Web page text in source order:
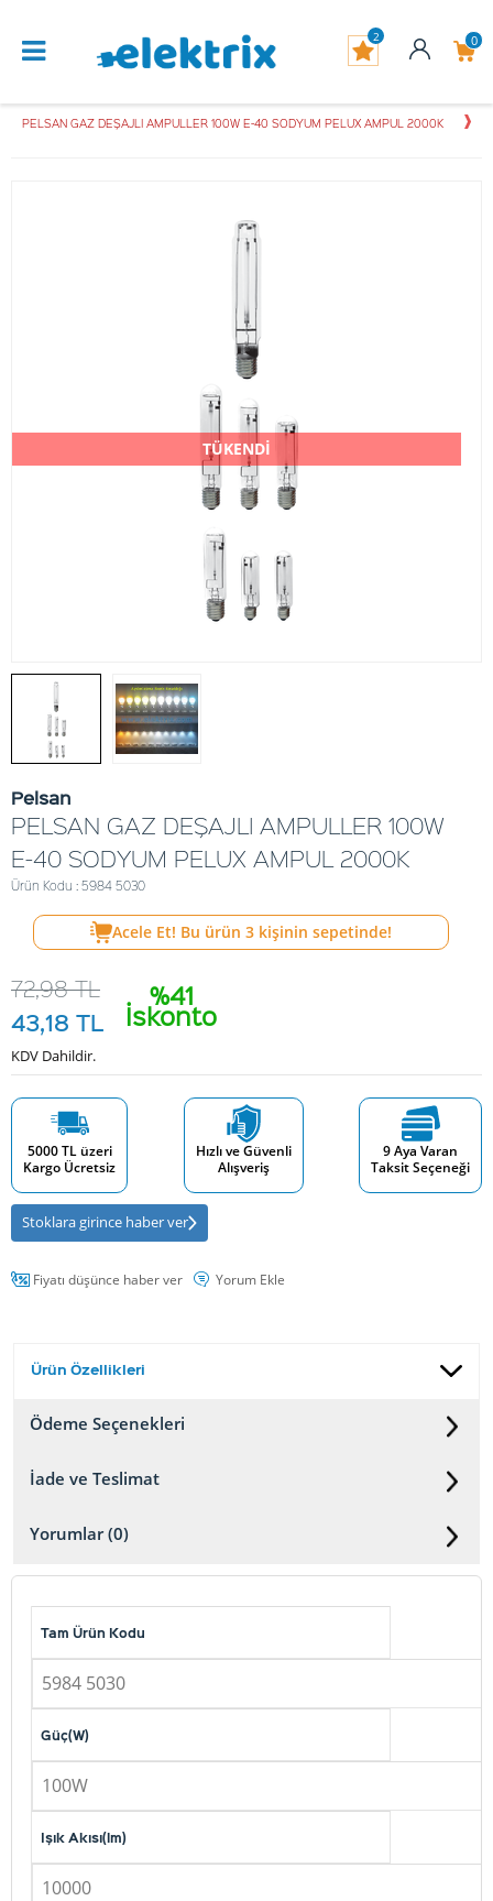
0
2
PELSAN GAZ DEŞAJLI AMPULLER 100W E-40 SODYUM PELUX AMPUL 2000K
TÜKENDİ
Pelsan
PELSAN GAZ DEŞAJLI AMPULLER 100W
E-40 SODYUM PELUX AMPUL 2000K
Ürün Kodu : 5984 5030
Acele Et! Bu ürün 3 kişinin sepetinde!
%41
İskonto
72,98TL
43,18 TL
KDV Dahildir.
5000 TL üzeri
Kargo Ücretsiz
Hızlı ve Güvenli
Alışveriş
9 Aya Varan
Taksit Seçeneği
Stoklara girince haber ver
Fiyatı düşünce haber ver Yorum Ekle
Ürün Özellikleri
Ödeme Seçenekleri
İade ve Teslimat
Yorumlar (0)
Tam Ürün Kodu
5984 5030
Güç(W)
100W
Işık Akısı(lm)
10000